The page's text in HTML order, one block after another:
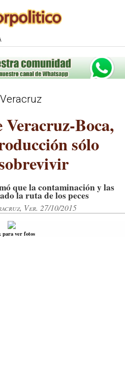
Veracruz-Boca,
sólo
que la contaminación y las
la ruta de los peces
Ver. 27/10/2015
para ver fotos